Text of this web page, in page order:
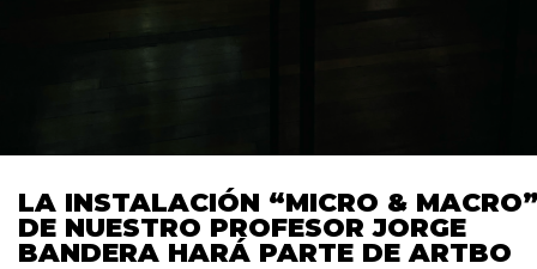
LA INSTALACIÓN “MICRO &
DE NUESTRO PROFESOR JORGE
BANDERA HARÁ PARTE DE ARTBO